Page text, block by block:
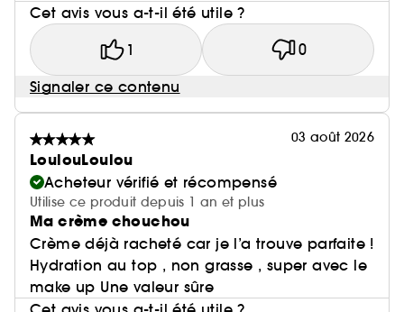
Cet avis vous a-t-il été utile ?
1 0
Signaler ce contenu
03 août 2026
LoulouLoulou
Acheteur vérifié et récompensé
Utilise ce produit depuis 1 an et plus
Ma crème chouchou
Crème déjà racheté car je l’a trouve parfaite !
Hydration au top , non grasse , super avec le
make up Une valeur sûre